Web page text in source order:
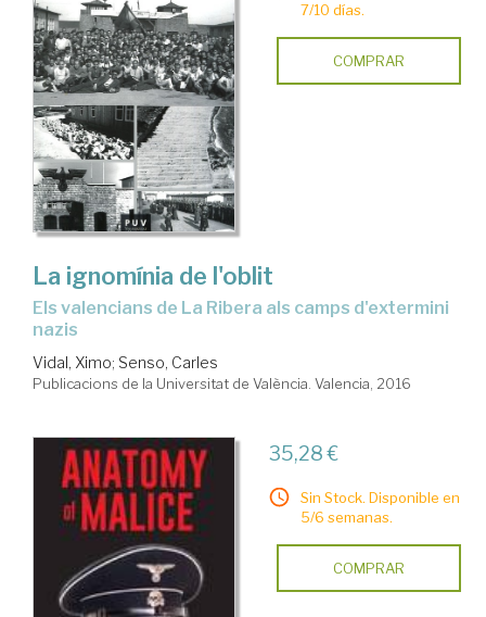
7/10 días.
COMPRAR
La ignomínia de l'oblit
els valencians de La Ribera als camps d'extermini
nazis
Vidal, Ximo; Senso, Carles
Publicacions de la Universitat de València. Valencia, 2016
35,28 €
Sin Stock. Disponible en
5/6 semanas.
COMPRAR